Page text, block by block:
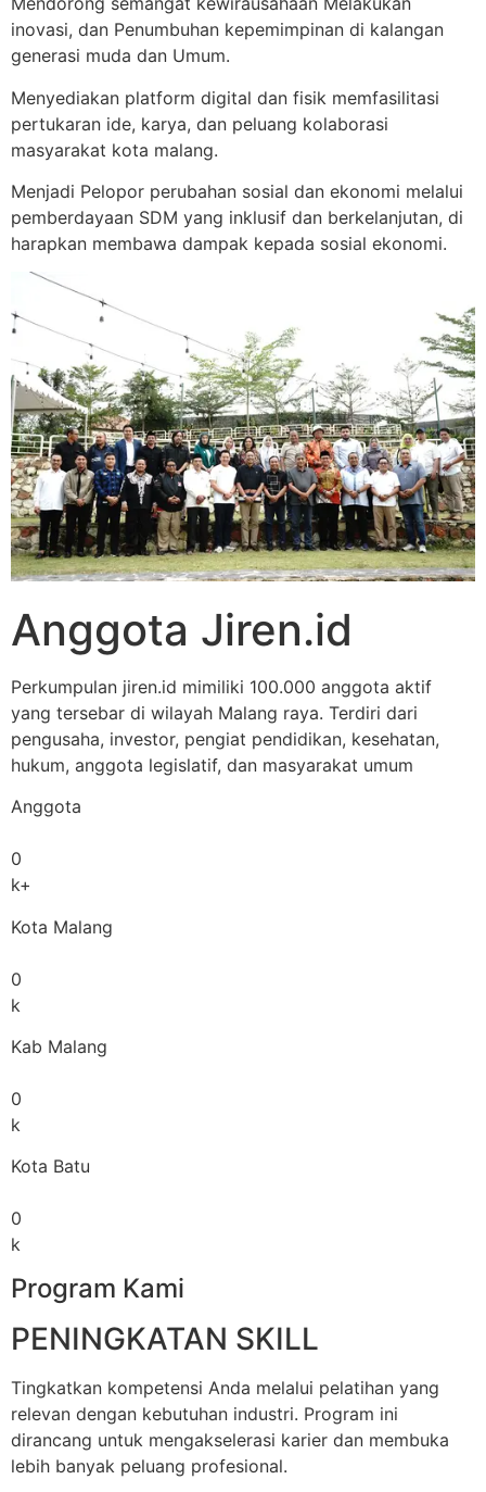
inovasi, dan Penumbuhan kepemimpinan di kalangan
generasi muda dan Umum.
Menyediakan platform digital dan fisik memfasilitasi
pertukaran ide, karya, dan peluang kolaborasi
masyarakat kota malang.
Menjadi Pelopor perubahan sosial dan ekonomi melalui
pemberdayaan SDM yang inklusif dan berkelanjutan, di
harapkan membawa dampak kepada sosial ekonomi.
Anggota Jiren.id
Perkumpulan jiren.id mimiliki 100.000 anggota aktif
yang tersebar di wilayah Malang raya. Terdiri dari
pengusaha, investor, pengiat pendidikan, kesehatan,
hukum, anggota legislatif, dan masyarakat umum
Anggota
0
k+
Kota Malang
0
k
Kab Malang
0
k
Kota Batu
0
k
Program Kami
PENINGKATAN SKILL
Tingkatkan kompetensi Anda melalui pelatihan yang
relevan dengan kebutuhan industri. Program ini
dirancang untuk mengakselerasi karier dan membuka
lebih banyak peluang profesional.